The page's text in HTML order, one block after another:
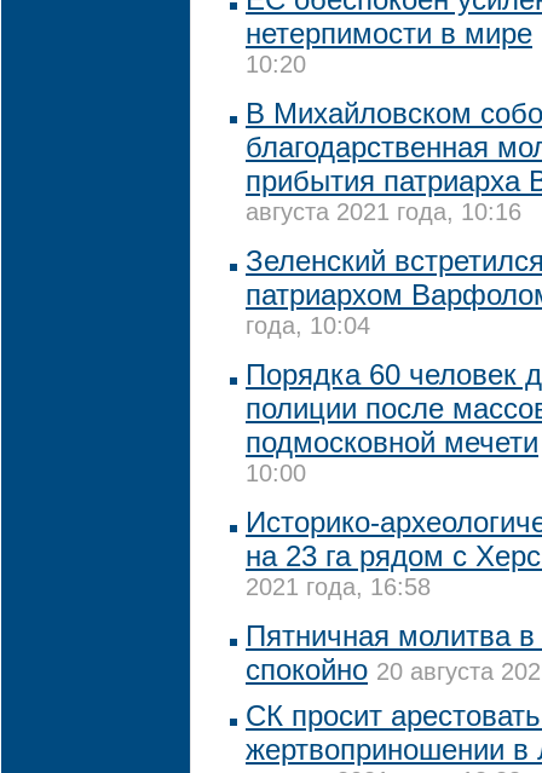
нетерпимости в мире
10:20
В Михайловском
благодарственная
прибытия патриарха
августа 2021 года, 10:16
Зеленский
патриархом
года, 10:04
Порядка 60 человек
полиции после
подмосковной мечети
10:00
Историко-
на 23 га рядом с
2021 года, 16:58
Пятничная молитва
спокойно 20 августа
СК просит
жертвоприношении в